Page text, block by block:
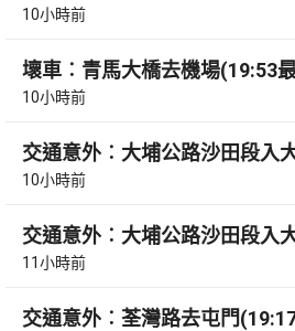
10小時前
壞車︰青馬大橋去機場(19:53
10小時前
交通意外︰大埔公路沙田段入
10小時前
交通意外︰大埔公路沙田段入
11小時前
交通意外︰荃灣路去屯門